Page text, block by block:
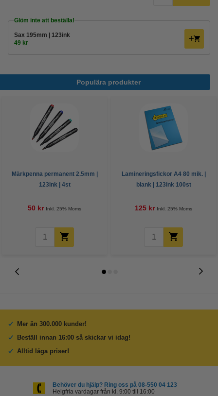
Glöm inte att beställa!
Sax 195mm | 123ink
49 kr
Populära produkter
Märkpenna permanent 2.5mm |
123ink | 4st
50 kr Inkl. 25% Moms
Lamineringsfickor A4 80 mik. |
blank | 123ink 100st
125 kr Inkl. 25% Moms
Mer än 300.000 kunder!
Beställ innan 16:00 så skickar vi idag!
Alltid låga priser!
Behöver du hjälp? Ring oss på 08-550 04 123
Helgfria vardagar från kl. 9:00 till 16:00